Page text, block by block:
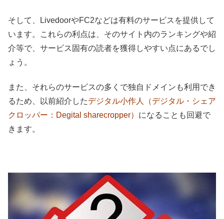
そして、LivedoorやFC2などは有料のサービスを提供して
います。これらの利点は、そのサイト内のランキングや紹
介等で、サービス固有の読者を獲得しやすい点にあるでし
ょう。
また、それらのサービスの多くで独自ドメインも利用でき
るため、以前紹介したデジタル小作人（デジタル・シェア
クロッパー：Degital sharecropper） になることも回避で
きます。